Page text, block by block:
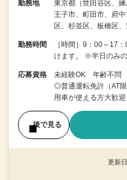
勤務地
東京都（世田谷区、
王子市、町田市、府
区、杉並区、板橋区
勤務時間
［時間］9：00～17
けます。 ※半日のみ
応募資格
未経験OK 年齢不
◎普通運転免許（AT
用車が使える方大
後で見る
更新